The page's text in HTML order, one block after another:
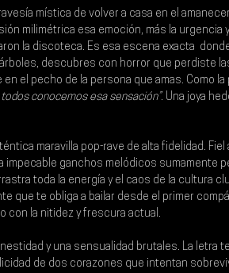
mística de volver a casa en el
milimétrica esa emoción, más la
la discoteca. Es esa escena exacta
descubres con horror que perdiste
el pecho de la persona que amas. Como
todos conocemos esa sensación”. Una joya
maravilla pop-rave de alta fidelidad.
impecable ganchos melódicos sumamente
toda la energía y el caos de la cultura
que te obliga a bailar desde el primer
con la nitidez y frescura actual.
y una sensualidad brutales. La letra
de dos corazones que intentan